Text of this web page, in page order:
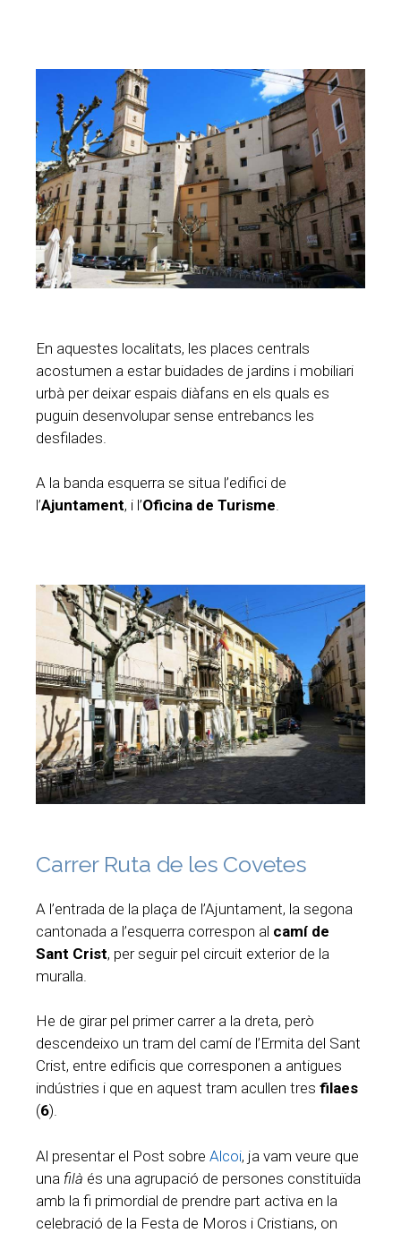
En aquestes localitats, les places centrals
acostumen a estar buidades de jardins i mobiliari
urbà per deixar espais diàfans en els quals es
puguin desenvolupar sense entrebancs les
desfilades.
A la banda esquerra se situa l’edifici de
l’Ajuntament, i l’Oficina de Turisme.
Carrer Ruta de les Covetes
A l’entrada de la plaça de l’Ajuntament, la segona
cantonada a l’esquerra correspon al camí de
Sant Crist, per seguir pel circuit exterior de la
muralla.
He de girar pel primer carrer a la dreta, però
descendeixo un tram del camí de l’Ermita del Sant
Crist, entre edificis que corresponen a antigues
indústries i que en aquest tram acullen tres filaes
(6).
Al presentar el Post sobre Alcoi, ja vam veure que
una filà és una agrupació de persones constituïda
amb la fi primordial de prendre part activa en la
celebració de la Festa de Moros i Cristians, on